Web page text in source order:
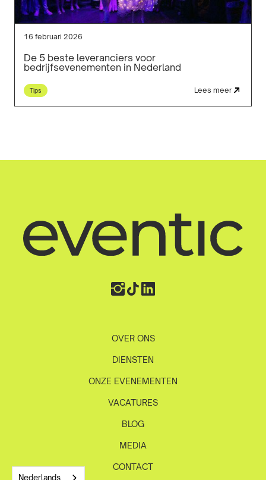
16 februari 2026
De 5 beste leveranciers voor
bedrijfsevenementen in Nederland
Tips Lees meer
OVER ONS
DIENSTEN
ONZE EVENEMENTEN
VACATURES
BLOG
MEDIA
CONTACT
Nederlands